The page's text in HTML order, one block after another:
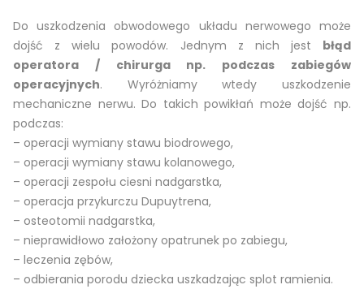
Do uszkodzenia obwodowego układu nerwowego może
dojść z wielu powodów. Jednym z nich jest błąd
operatora / chirurga np. podczas zabiegów
operacyjnych. Wyróżniamy wtedy uszkodzenie
mechaniczne nerwu. Do takich powikłań może dojść np.
podczas:
– operacji wymiany stawu biodrowego,
– operacji wymiany stawu kolanowego,
– operacji zespołu ciesni nadgarstka,
– operacja przykurczu Dupuytrena,
– osteotomii nadgarstka,
– nieprawidłowo założony opatrunek po zabiegu,
– leczenia zębów,
– odbierania porodu dziecka uszkadzając splot ramienia.